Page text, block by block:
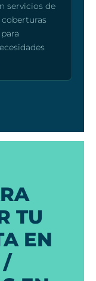
servicios de
TU
EN
/